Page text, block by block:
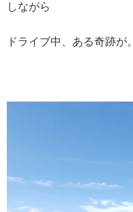
しながら
ドライブ中、ある奇跡が。